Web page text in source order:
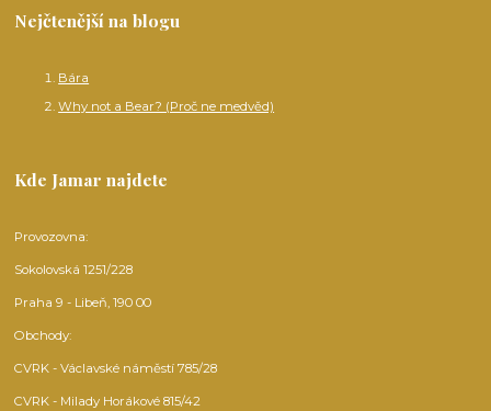
Nejčtenější na blogu
Bára
Why not a Bear? (Proč ne medvěd)
Kde Jamar najdete
Provozovna:
Sokolovská 1251/228
Praha 9 - Libeň, 190 00
Obchody:
CVRK - Václavské náměstí 785/28
CVRK - Milady Horákové 815/42